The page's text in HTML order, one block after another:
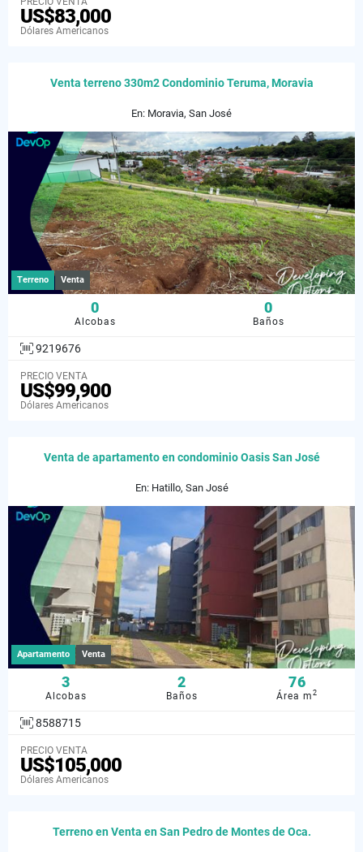
US$83,000
Dólares Americanos
Venta terreno 330m2 Condominio Teruma, Moravia
En: Moravia, San José
Terreno Venta
0
Alcobas
0
Baños
9219676
PRECIO VENTA
US$99,900
Dólares Americanos
Venta de apartamento en condominio Oasis San José
En: Hatillo, San José
Apartamento Venta
3
Alcobas
2
Baños
76
Área m2
8588715
PRECIO VENTA
US$105,000
Dólares Americanos
Terreno en Venta en San Pedro de Montes de Oca.